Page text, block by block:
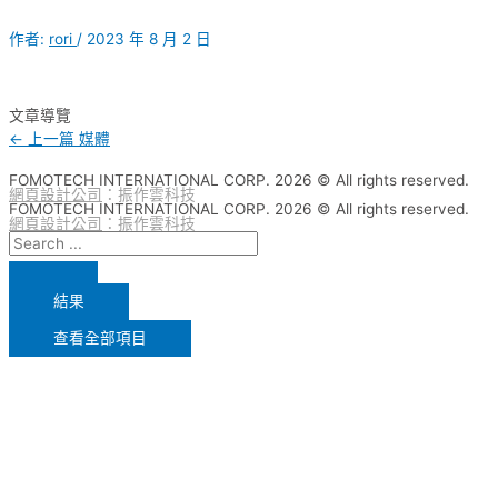
作者: rori / 2023 年 8 月 2 日
文章導覽
← 上一篇 媒體
FOMOTECH INTERNATIONAL CORP. 2026 © All rights reserved.
網頁設計公司 ：振作雲科技
FOMOTECH INTERNATIONAL CORP. 2026 © All rights reserved.
網頁設計公司 ：振作雲科技
結果
查看全部項目